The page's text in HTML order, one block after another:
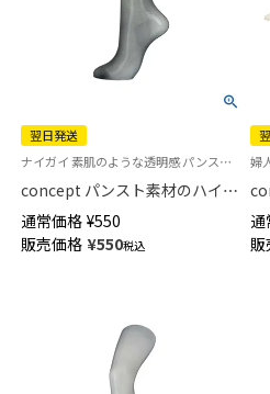
翌日発送
ナイガイ 素肌のような透明感 パンストハイソックス 巾広ソフト口ゴム 丈夫 婦人 靴下 ストッキングストッキング生地のソックス 01325503
concept パンスト素材のハイソ
ックス つま先スルー 履き口ソ
フト 吸汗加工 レディース【365
日最短翌日発送】 01326503
通常価格 ¥550
販売価格 ¥550税込
ス
ー
発